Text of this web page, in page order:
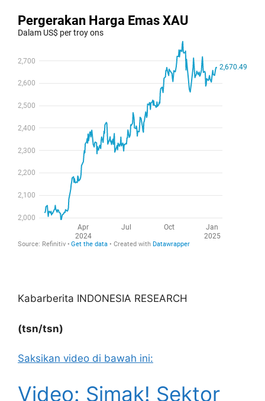
Kabarberita INDONESIA RESEARCH
(tsn/tsn)
Saksikan video di bawah ini:
Video: Simak! Sektor